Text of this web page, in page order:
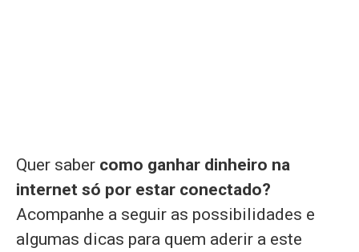
Quer saber como ganhar dinheiro na
internet só por estar conectado?
Acompanhe a seguir as possibilidades e
algumas dicas para quem aderir a este